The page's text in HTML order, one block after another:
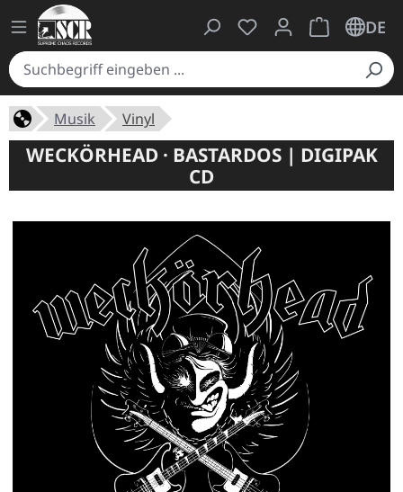
Du hast 0 Produkte
Warenkorb
DE
Musik Vinyl
WECKÖRHEAD · BASTARDOS | DIGIPAK
CD